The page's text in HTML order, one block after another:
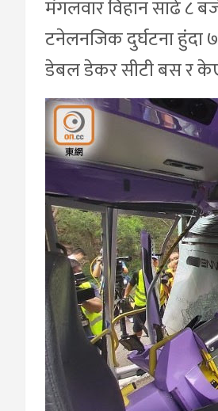
मंगलवार विहान साढे ८
टनेलनजिक दुर्घटना हुंदा
डेबल डेकर सीटी बस र